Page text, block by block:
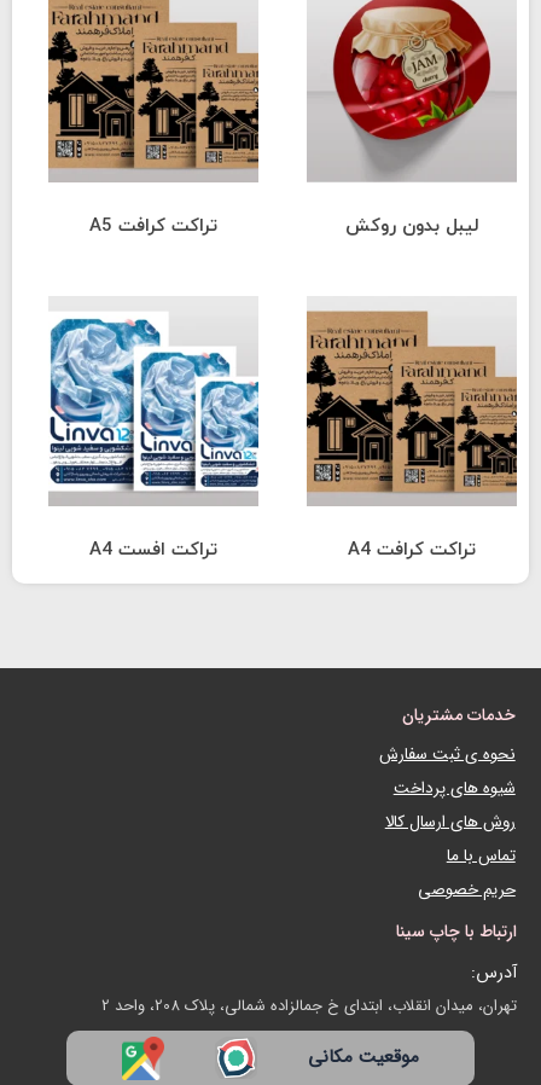
لیبل بدون روکش تراکت کرافت A5
تراکت کرافت A4 تراکت افست A4
خدمات مشتریان
نحوه ی ثبت سفارش
شیوه های پرداخت
روش های ارسال کالا
تماس با ما
حریم خصوصی
ارتباط با چاپ سینا
آدرس:
تهران، میدان انقلاب، ابتدای خ جمالزاده شمالی، پلاک 208، واحد 2
موقعیت مکانی